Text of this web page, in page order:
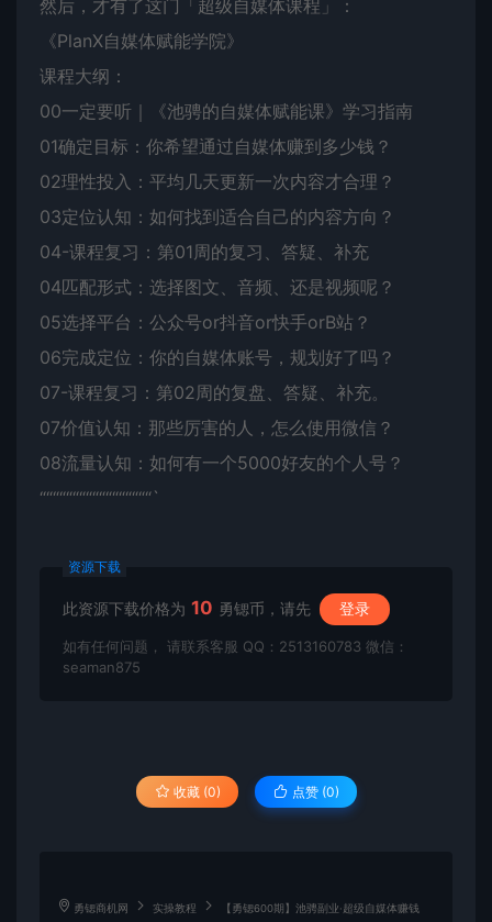
然后，才有了这门「超级自媒体课程」：
《PlanX自媒体赋能学院》
课程大纲：
00一定要听｜《池骋的自媒体赋能课》学习指南
01确定目标：你希望通过自媒体赚到多少钱？
02理性投入：平均几天更新一次内容才合理？
03定位认知：如何找到适合自己的内容方向？
04-课程复习：第01周的复习、答疑、补充
04匹配形式：选择图文、音频、还是视频呢？
05选择平台：公众号or抖音or快手orB站？
06完成定位：你的自媒体账号，规划好了吗？
07-课程复习：第02周的复盘、答疑、补充。
07价值认知：那些厉害的人，怎么使用微信？
08流量认知：如何有一个5000好友的个人号？
“““““““““““““““““`
资源下载
此资源下载价格为 10 勇锶币，请先 登录
如有任何问题， 请联系客服 QQ：2513160783 微信：
seaman875
收藏 (0) 点赞 (0)
勇锶商机网 实操教程 【勇锶600期】池骋副业·超级自媒体赚钱